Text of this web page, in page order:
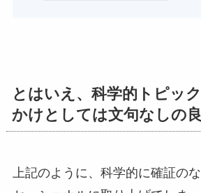
とはいえ、科学的トピッ
かけとしては文句なしの
上記のように、科学的に確証の